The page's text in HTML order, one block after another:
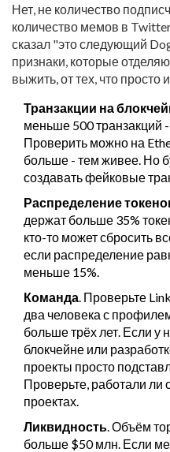
Нет, не количество
количество мемов в
сказал "это следующий
признаки, которые
выжить, от тех, что просто
Транзакции на
меньше 500 транзакций
Проверить можно на
больше - тем живее. Но
создавать фейковые
Распределение
держат больше 35%
кто-то может сбросить
если распределение
меньше 15%.
Команда . Проверьте
два человека с
больше трёх лет. Если у
блокчейне или
проекты просто
Проверьте, работали
проектах.
Ликвидность . Объём
больше $50 млн. Если